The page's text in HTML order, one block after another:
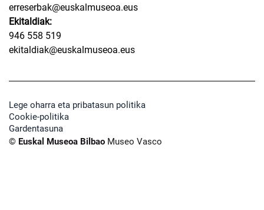
erreserbak@euskalmuseoa.eus
Ekitaldiak:
946 558 519
ekitaldiak@euskalmuseoa.eus
© Euskal Museoa Bilbao Museo Vasco
Lege oharra eta pribatasun politika
Cookie-politika
Gardentasuna